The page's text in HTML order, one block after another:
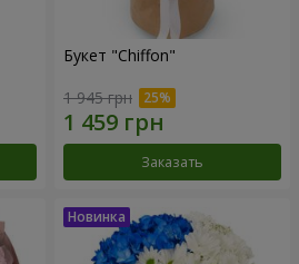
Букет "Chiffon"
1 945 грн
Заказать